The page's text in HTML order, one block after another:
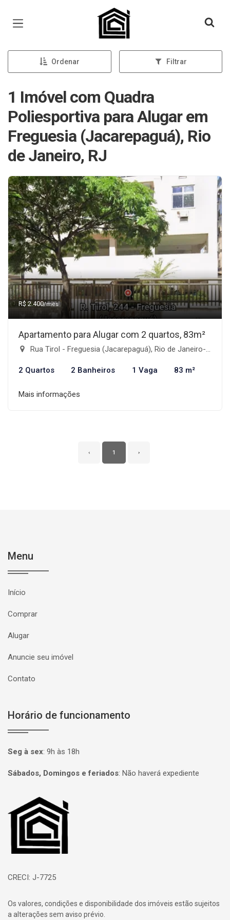
Página inicial
Ordenar Filtrar
1 Imóvel com Quadra
Poliesportiva para Alugar em
Freguesia (Jacarepaguá), Rio
de Janeiro, RJ
R$ 2.400/mês
Apartamento para Alugar com 2 quartos, 83m²
Rua Tirol - Freguesia (Jacarepaguá), Rio de Janeiro-RJ
2 Quartos 2 Banheiros 1 Vaga 83 m²
Mais informações
‹ 1 ›
Menu
Início
Comprar
Alugar
Anuncie seu imóvel
Contato
Horário de funcionamento
Seg à sex: 9h às 18h
Sábados, Domingos e feriados: Não haverá expediente
Página inicial
CRECI: J-7725
Os valores, condições e disponibilidade dos imóveis estão sujeitos
a alterações sem aviso prévio.